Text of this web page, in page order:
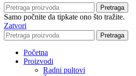
Pretraga
Samo počnite da tipkate ono što tražite.
Zatvori
Pretraga
Početna
Proizvodi
Radni pultovi